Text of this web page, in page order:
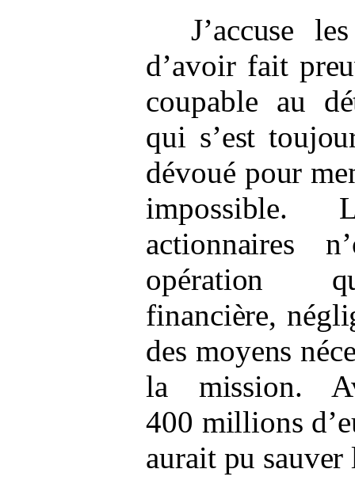
J’accuse
d’avoir fait
coupable au
qui s’est
dévoué pour
impossible.
actionnaires
opération
financière,
des moyens
la mission.
400 millions
aurait pu sauver